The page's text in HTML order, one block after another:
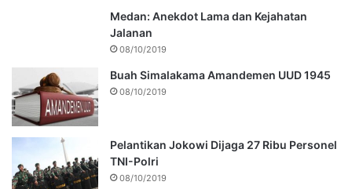
Medan: Anekdot Lama dan Kejahatan
Jalanan
08/10/2019
Buah Simalakama Amandemen UUD 1945
08/10/2019
Pelantikan Jokowi Dijaga 27 Ribu Personel
TNI-Polri
08/10/2019